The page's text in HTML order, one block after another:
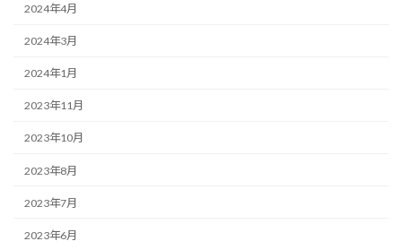
2024年4月
2024年3月
2024年1月
2023年11月
2023年10月
2023年8月
2023年7月
2023年6月